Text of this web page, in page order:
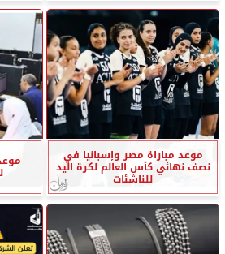
موعد مباراة مصر وإسبانيا في
نصف نهائي كأس العالم لكرة اليد
للناشئات